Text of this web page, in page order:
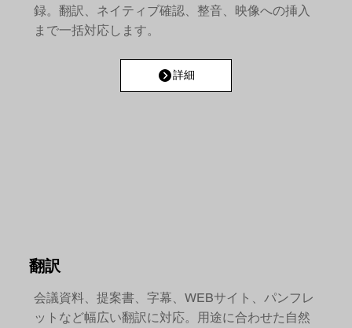
録。翻訳、ネイティブ確認、整音、映像への挿入
まで一括対応します。
詳細
翻訳
会議資料、提案書、字幕、WEBサイト、パンフレ
ットなど幅広い翻訳に対応。用途に合わせた自然